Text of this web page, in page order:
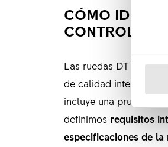
CÓMO
Las ruedas DT Swiss
de calidad interno.
incluye una prueba de
definimosrequisitos
especificaciones de